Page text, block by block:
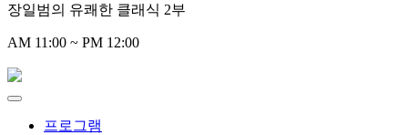
장일범의 유쾌한 클래식 2부
AM 11:00 ~ PM 12:00
프로그램